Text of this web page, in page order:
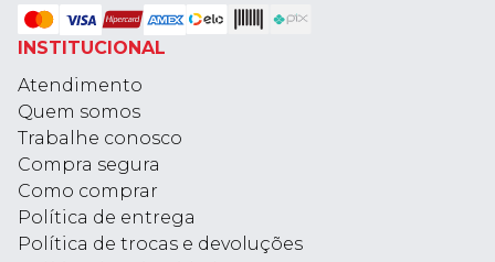
INSTITUCIONAL
Atendimento
Quem somos
Trabalhe conosco
Compra segura
Como comprar
Política de entrega
Política de trocas e devoluções